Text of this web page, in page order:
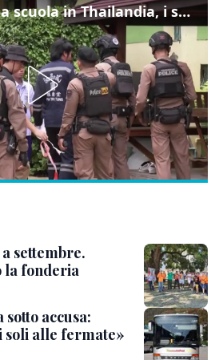
Sparatoria in una scuola in Thailandia, i soccorsi sul posto
settembre.
la fonderia
accusa:
soli alle fermate»